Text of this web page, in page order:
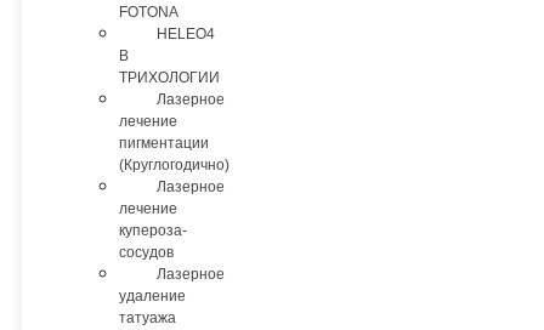
FOTONA
HELEO4
В
ТРИХОЛОГИИ
Лазерное
лечение
пигментации
(Круглогодично)
Лазерное
лечение
купероза-
сосудов
Лазерное
удаление
татуажа